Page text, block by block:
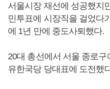
서울시장 재선에 성공했지
민투표에 시장직을 걸었다
에 1년 만에 중도사퇴했다.
20대 총선에서 서울 종로
유한국당 당대표에 도전했